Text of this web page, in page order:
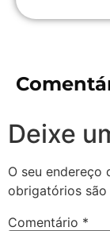
Deixe
O seu endereço
obrigatórios
Comentário *